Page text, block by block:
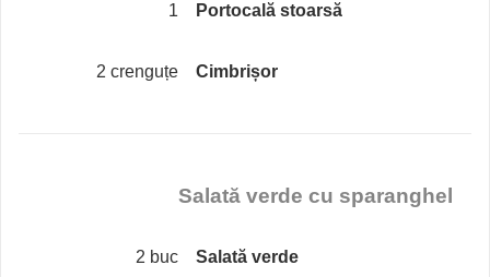
1 Portocală stoarsă
2 crenguțe Cimbrișor
Salată verde cu sparanghel
2 buc Salată verde